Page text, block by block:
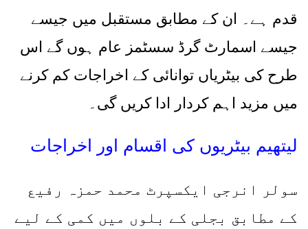
قدم ہے۔ ان کے مطابق مستقبل میں جیسے
جیسے اسمارٹ گرڈ سسٹمز عام ہوں گے اس
طرح کی بیٹریاں توانائی کے اخراجات کم کرنے
میں مزید اہم کردار ادا کریں گی۔
لیتھیم بیٹریوں کی اقسام اور اخراجات
سولر انرجی ایکسپرٹ محمد حمزہ رفیع
کے مطابق بجلی کے بلوں میں کمی کے لیے